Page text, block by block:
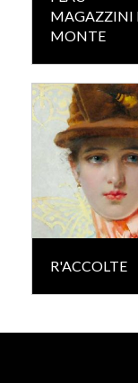
MAGAZZINI
MONTE
R'ACCOLTE